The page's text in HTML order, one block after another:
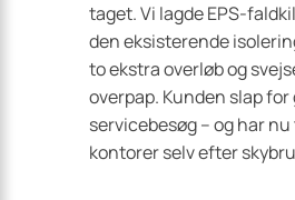
taget. Vi lagde EPS-
den eksisterende
to ekstra overløb og
overpap. Kunden slap
servicebesøg – og har
kontorer selv efter